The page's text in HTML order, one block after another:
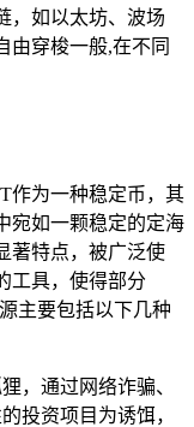
，如以太坊、波场
由穿梭一般,在不同
作为一种稳定币，其
宛如一颗稳定的定海
著特点，被广泛使
工具，使得部分
主要包括以下几种
，通过网络诈骗、
投资项目为诱饵，